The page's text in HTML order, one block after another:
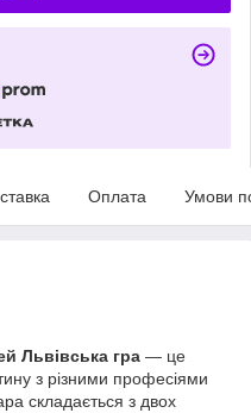
Оплата Умови
Львівська гра — це
з різними професіями
складається з двох